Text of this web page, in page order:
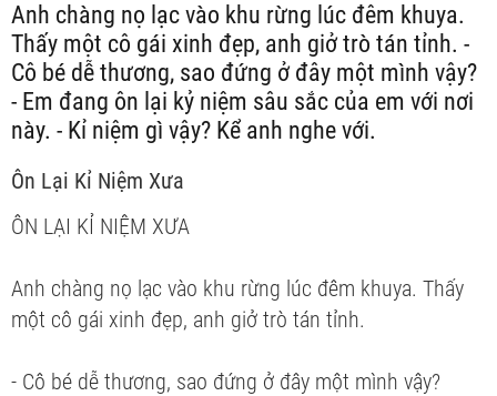
Anh chàng nọ lạc vào khu rừng lúc đêm khuya.
Thấy một cô gái xinh đẹp, anh giở trò tán tỉnh. -
Cô bé dễ thương, sao đứng ở đây một mình vậy?
- Em đang ôn lại kỷ niệm sâu sắc của em với nơi
này. - Kỉ niệm gì vậy? Kể anh nghe với.
Ôn Lại Kỉ Niệm Xưa
ÔN LẠI KỈ NIỆM XƯA
Anh chàng nọ lạc vào khu rừng lúc đêm khuya. Thấy
một cô gái xinh đẹp, anh giở trò tán tỉnh.
- Cô bé dễ thương, sao đứng ở đây một mình vậy?